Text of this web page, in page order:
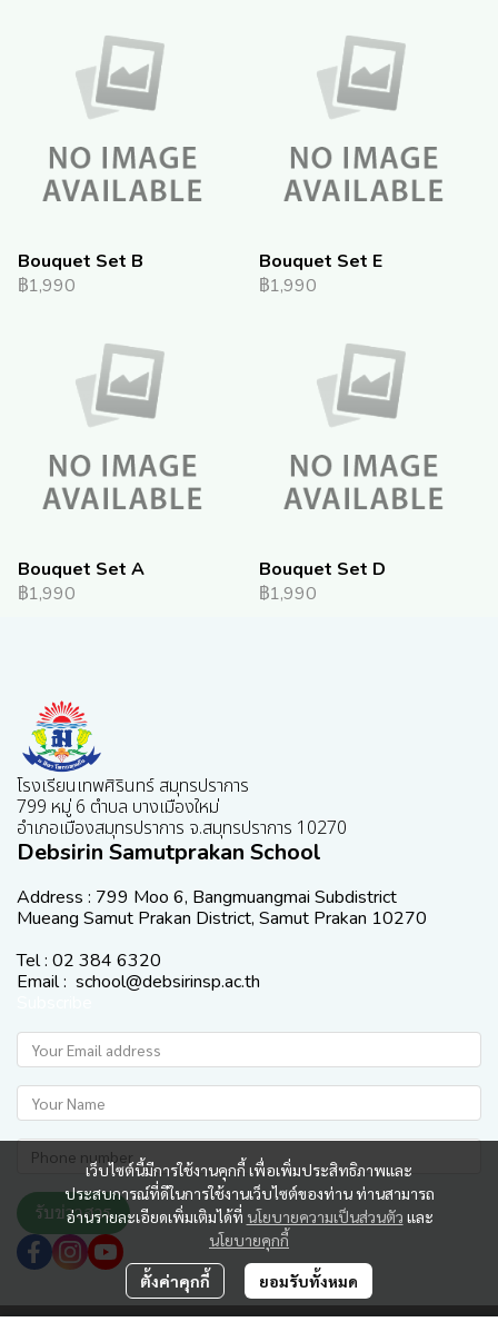
Bouquet Set B
฿1,990
Bouquet Set E
฿1,990
Bouquet Set A
฿1,990
Bouquet Set D
฿1,990
เว็บไซต์นี้มีการใช้งานคุกกี้ เพื่อเพิ่มประสิทธิภาพและ
ประสบการณ์ที่ดีในการใช้งานเว็บไซต์ของท่าน ท่านสามารถ
อ่านรายละเอียดเพิ่มเติมได้ที่ นโยบายความเป็นส่วนตัว และ
นโยบายคุกกี้
ตั้งค่าคุกกี้ ยอมรับทั้งหมด
โรงเรียนเทพศิรินทร์ สมุทรปราการ
799 หมู่ 6 ตำบล บางเมืองใหม่
อำเภอเมืองสมุทรปราการ จ.สมุทรปราการ 10270
Debsirin Samutprakan School
Address : 799 Moo 6, Bangmuangmai Subdistrict
Mueang Samut Prakan District, Samut Prakan 10270
Tel : 02 384 6320
Email : school@debsirinsp.ac.th
รับข่าวสาร